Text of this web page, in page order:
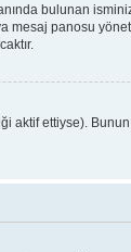
bulunan
mesaj panosu
ettiyse).